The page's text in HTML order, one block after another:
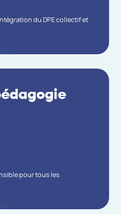
du DPE collectif et
pour tous les